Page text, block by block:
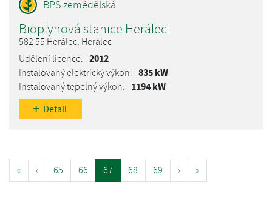
Bioplynová stanice Herálec
582 55 Herálec, Herálec
2012
835 kW
1194 kW
Detail
« ‹ 65 66 67 68 69 › »